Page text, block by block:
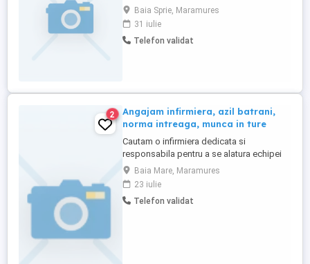
pot merge.Munca este în Anglia și este
simplă nu necesită experiență. Ofer si
cazare pentru persoana potrivita. Va rog
sa cereti detalii aici daca doriti o munca
Baia Sprie, Maramures
31 iulie
Telefon validat
2
Angajam infirmiera, azil batrani,
norma intreaga, munca in ture
Cautam o infirmiera dedicata si
responsabila pentru a se alatura echipei
noastre. Postul presupune ingrijirea
rezidentilor unui azil de batrani, asigurand
confortul si bunastarea acestora.
Responsabilitati: * Acordarea de ingrijire
Baia Mare, Maramures
23 iulie
Telefon validat